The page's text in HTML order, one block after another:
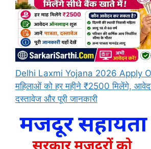
Delhi Laxmi Yojana 2026 Apply
महिलाओं को हर महीने ₹2500 मिलेंगे,
दस्तावेज और पूरी जानकारी